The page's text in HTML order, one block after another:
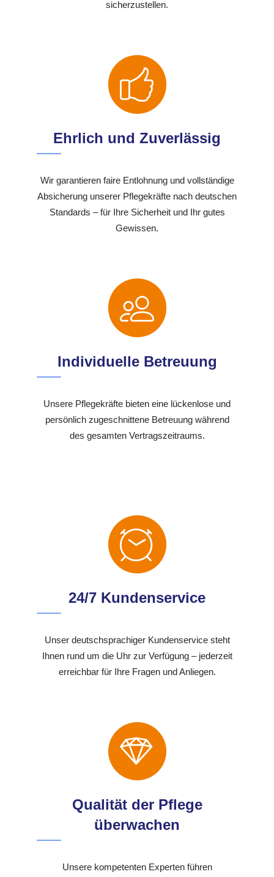
sicherzustellen.
Ehrlich und Zuverlässig
Wir garantieren faire Entlohnung und vollständige
Absicherung unserer Pflegekräfte nach deutschen
Standards – für Ihre Sicherheit und Ihr gutes
Gewissen.
Individuelle Betreuung
Unsere Pflegekräfte bieten eine lückenlose und
persönlich zugeschnittene Betreuung während
des gesamten Vertragszeitraums.
24/7 Kundenservice
Unser deutschsprachiger Kundenservice steht
Ihnen rund um die Uhr zur Verfügung – jederzeit
erreichbar für Ihre Fragen und Anliegen.
Qualität der Pflege
überwachen
Unsere kompetenten Experten führen